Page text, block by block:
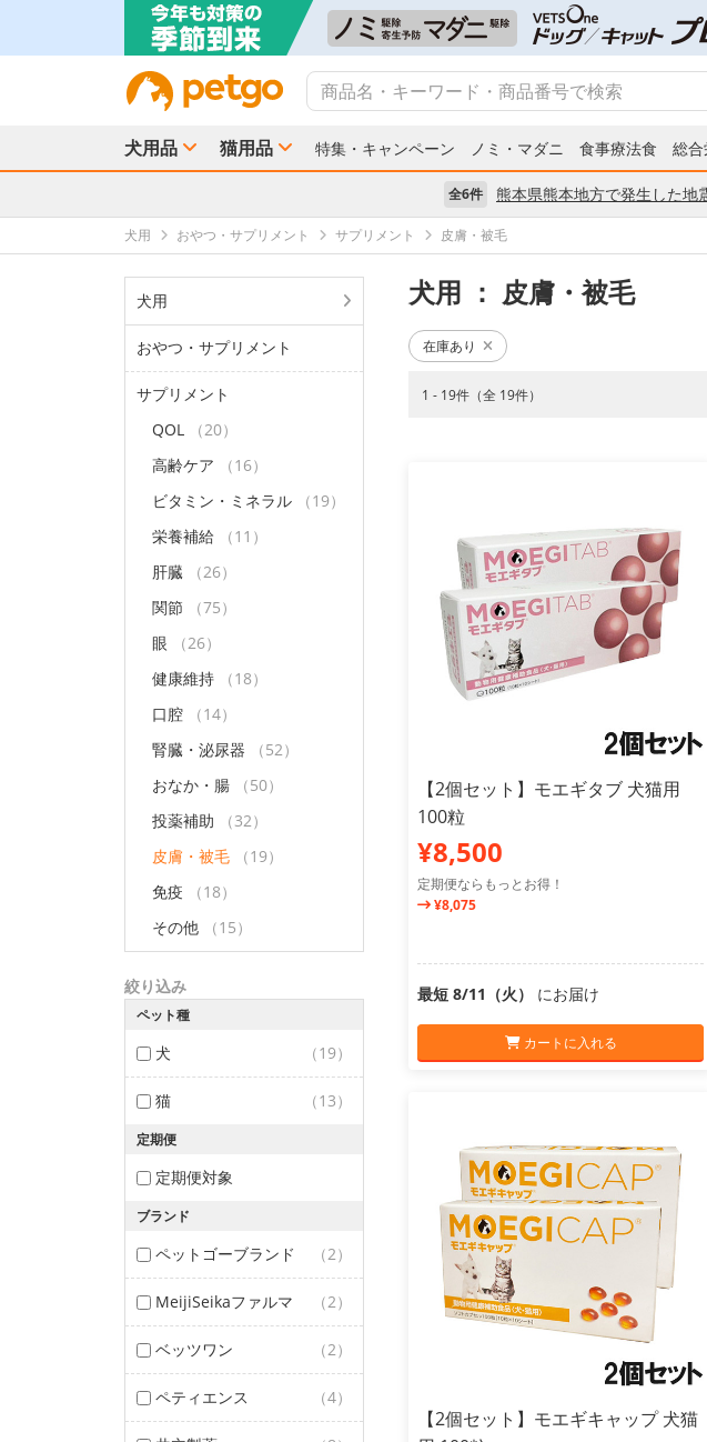
犬用品 猫用品 特集・キャンペーン ノミ・マダニ 食事療法食 総
全6件 熊本県熊本地方で発生した地
犬用 おやつ・サプリメント サプリメント 皮膚・被毛
犬用
おやつ・サプリメント
サプリメント
QOL
（20）
高齢ケア
（16）
ビタミン・ミネラル
（19）
栄養補給
（11）
肝臓
（26）
関節
（75）
眼
（26）
健康維持
（18）
口腔
（14）
腎臓・泌尿器
（52）
おなか・腸
（50）
投薬補助
（32）
皮膚・被毛
（19）
免疫
（18）
その他
（15）
絞り込み
ペット種
犬 （19）
猫 （13）
定期便
定期便対象
ブランド
ペットゴーブランド （2）
MeijiSeikaファルマ （2）
ベッツワン （2）
ペティエンス （4）
犬用 ： 皮膚・被毛
在庫あり
1 - 19件（全 19件）
【2個セット】モエギタブ 犬猫用
100粒
¥8,500
定期便ならもっとお得！
¥8,075
最短 8/11（火） にお届け
カートに入れる
【2個セット】モエギキャップ 犬猫